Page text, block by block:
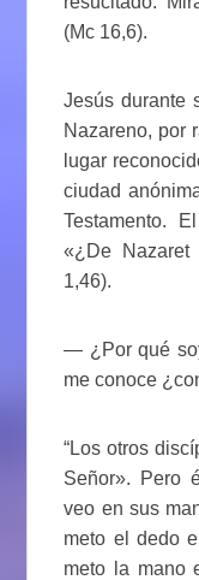
(Mc 16,6).
Jesús durante
Nazareno, por
lugar
ciudad
Testamento.
«¿De
1,46).
— ¿Por qué
me conoce
“Los otros
Señor». Pero
veo en sus
meto el dedo
meto la mano